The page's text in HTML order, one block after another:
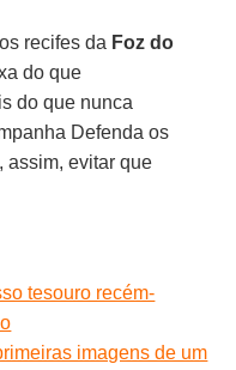
recifes da Foz do
do que
do que nunca
Defenda os
assim, evitar que
tesouro recém-
imagens de um